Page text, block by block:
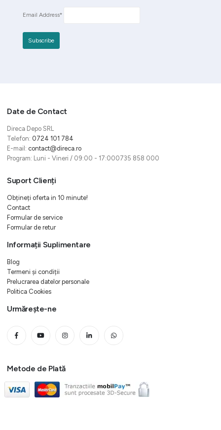
Email Address*
Date de Contact
Direca Depo SRL
Telefon: 0724 101 784
E-mail: contact@direca.ro
Program: Luni - Vineri / 09:00 - 17:000735 858 000
Suport Clienți
Obțineți oferta in 10 minute!
Contact
Formular de service
Formular de retur
Informații Suplimentare
Blog
Termeni și condiții
Prelucrarea datelor personale
Politica Cookies
Urmărește-ne
Metode de Plată